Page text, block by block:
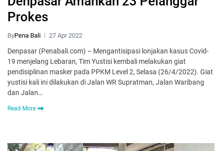
Prokes
ByPena Bali 27 Apr 2022
Denpasar (Penabali.com) – Mengantisipasi lonjakan kasus Covid-
19 menjelang Lebaran, Tim Yustisi kembali melakukan giat
pendisiplinan masker pada PPKM Level 2, Selasa (26/4/2022). Giat
yustisi kali ini dilakukan di Jalan WR Supratman, Jalan Waribang
dan Jalan…
Read More